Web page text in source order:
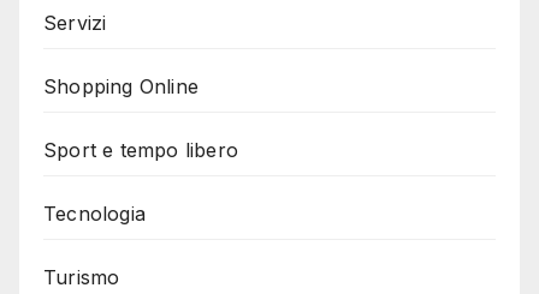
Servizi
Shopping Online
Sport e tempo libero
Tecnologia
Turismo